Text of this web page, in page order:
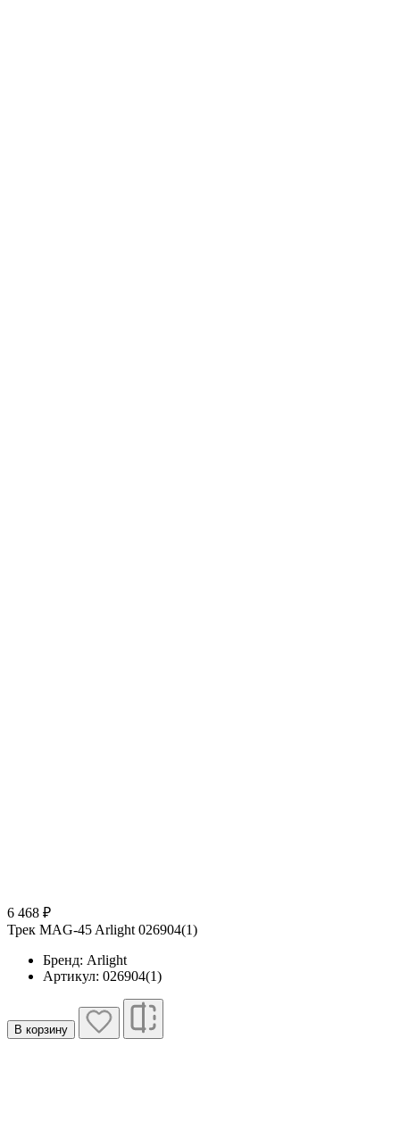
6 468 ₽
Трек MAG-45 Arlight 026904(1)
Бренд: Arlight
Артикул: 026904(1)
В корзину